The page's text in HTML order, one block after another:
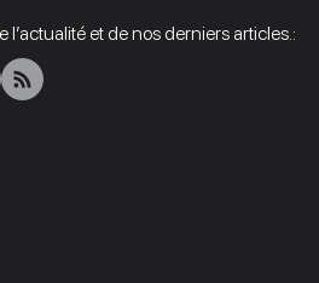
et de nos derniers articles.: